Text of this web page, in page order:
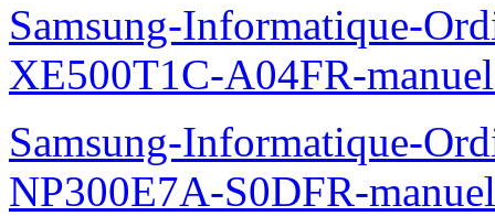
Samsung-Informatique-
XE500T1C-A04FR-
Samsung-Informatique-
NP300E7A-S0DFR-